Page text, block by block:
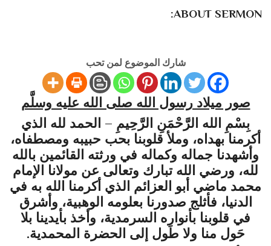
ABOUT SERMON:
شارك الموضوع لمن تحب
صور ميلاد رسول الله صلى الله عليه وسلَّم
بِسْمِ الله الرَّحْمَنِ الرَّحِيمِ – الحمد لله الذي
أكرمنا بهداه، وملأ قلوبنا بحب حبيبه ومصطفاه،
وأشهدنا جماله وكماله في ورثته القائمين بالله
لله، ورضي الله تبارك وتعالى عن مولانا الإمام
محمد ماضي أبو العزائم الذي أكرمنا الله به في
الدنيا، فأثلج صدورنا بعلومه الوهبية، وأشرق
في قلوبنا بأنواره السرمدية، وأخذ بأيدينا بلا
حَول منا ولا طَول إلى الحضرة المحمدية.